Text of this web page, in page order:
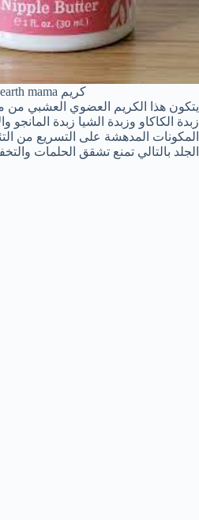
كريم earth mama
يتكون هذا الكريم العضوي العشبي من
زبدة الكاكاو وزبدة الشيا زبدة المانجو
المكونات المدهشة على التسريع من
الجلد بالتالي تمنع تشقق الحلمات